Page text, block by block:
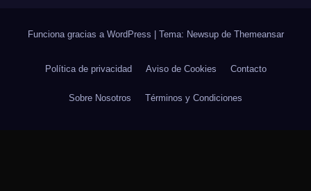
Funciona gracias a WordPress Tema: Newsup de Themeansar
Política de privacidad Aviso de Cookies Contacto
Sobre Nosotros Términos y Condiciones